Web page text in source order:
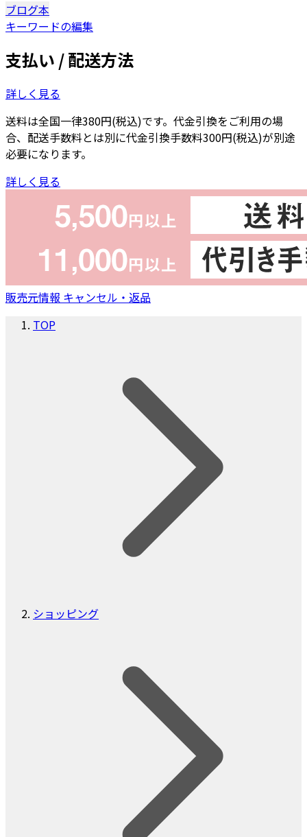
ブログ本
キーワードの編集
支払い / 配送方法
詳しく見る
送料は全国一律380円(税込)です。代金引換をご利用の場
合、配送手数料とは別に代金引換手数料300円(税込)が別途
必要になります。
詳しく見る
販売元情報 キャンセル・返品
TOP
ショッピング